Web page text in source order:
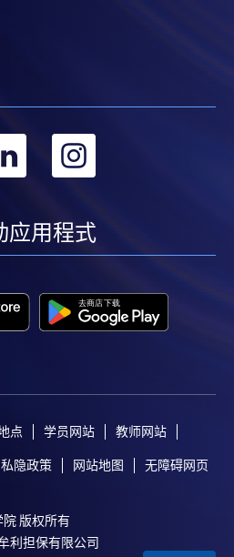
转
linkedin
转
应用程式
点 学员网站 教师网站
私隐政策 网站地图 无障碍网页
版权所有
利担保有限公司